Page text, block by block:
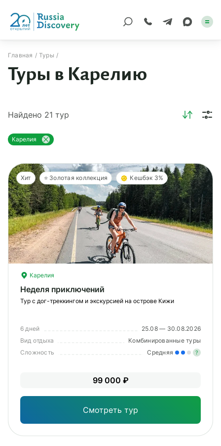
Каталог туров
Регионы
По миру
Круизы
Индивидуальные
Корпоративные
О компании
Журнал
Подписаться
Пн-Пт:10:00–20:00
Главная Туры
Туры в Карелию
Найдено 21 тур
Карелия
Хит ⭐️ Золотая коллекция Кешбэк 3%
Карелия
Неделя приключений
Тур с дог-треккингом и экскурсией на острове Кижи
6 дней
25.08 — 30.08.2026
Вид отдыха
Комбинированные туры
Сложность
Средняя ?
99 000 ₽
Смотреть тур